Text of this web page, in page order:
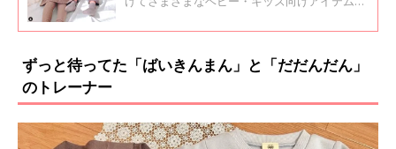
ちゃいますよね♪ 今回はしまむらのキッズ服を
ずっと待ってた「ばいきんまん」と「だだんだん」
のトレーナー